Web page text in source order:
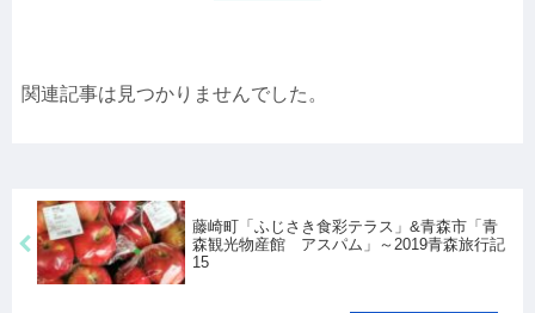
関連記事は見つかりませんでした。
藤崎町「ふじさき食彩テラス」&青森市「青
森観光物産館 アスパム」～2019青森旅行記
15